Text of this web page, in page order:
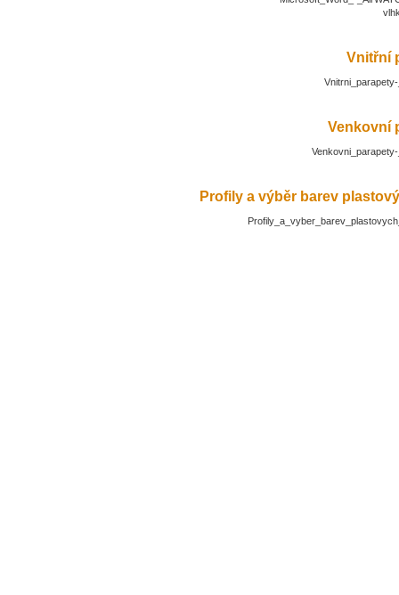
Vnitřní
Venkovní
Profily a výběr barev